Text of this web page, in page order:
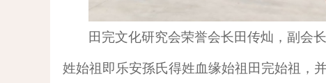
田完文化研究会荣誉会长田传灿 ，副会
姓始祖即乐安孫氏得姓血缘始祖田完始祖，